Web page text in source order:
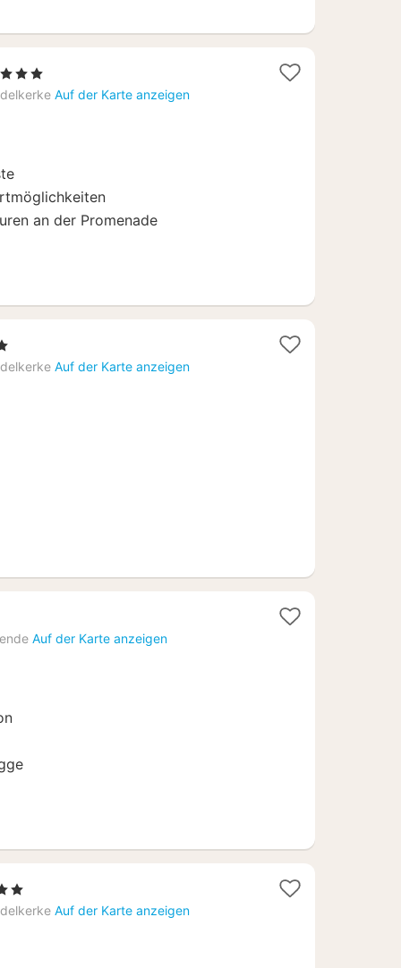
1
Nacht
, 3 Sterne
Auf der Karte anzeigen
an der Promenade
Auf der Karte anzeigen
Auf der Karte anzeigen
Sterne
Auf der Karte anzeigen